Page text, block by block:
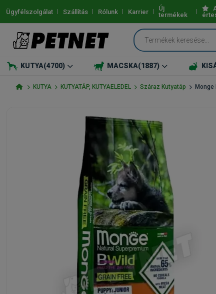
Ügyfélszolgálat Szállítás Rólunk Karrier
Új
termékek
KUTYA(4700) MACSKA(1887)
KUTYA KUTYATÁP, KUTYAELEDEL Száraz Kutyatáp Monge